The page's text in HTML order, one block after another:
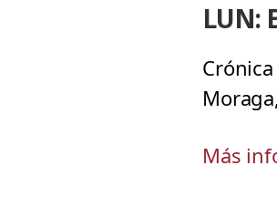
LUN:
Más